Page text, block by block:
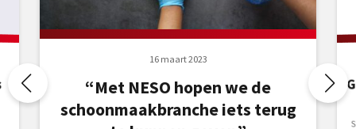
16 maart 2023
“Met NESO hopen we de
schoonmaakbranche iets terug